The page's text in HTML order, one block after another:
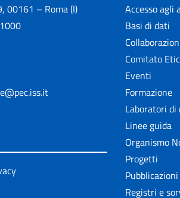
00161 – Roma (I)
Accesso agli
Basi di dati
Comitato
Eventi
Formazione
Laboratori
Linee guida
Organismo
Progetti
Pubblicazioni
Registri e